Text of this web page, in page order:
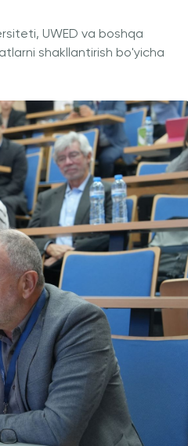
UWED va boshqa
shakllantirish bo'yicha